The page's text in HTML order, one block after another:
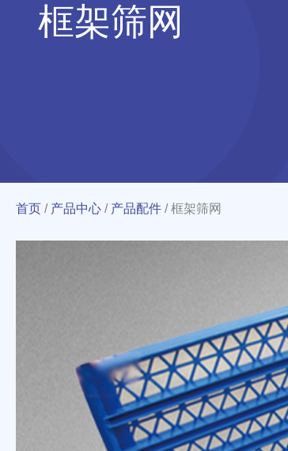
框架筛网
首页 / 产品中心 / 产品配件 /框架筛网